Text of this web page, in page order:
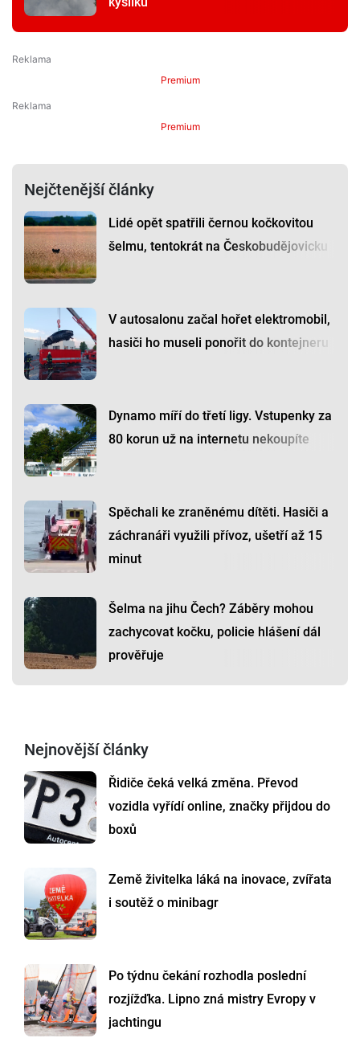
Premium
Premium
Nejčtenější články
Lidé opět spatřili černou kočkovitou
šelmu, tentokrát na Českobudějovicku
V autosalonu začal hořet elektromobil,
hasiči ho museli ponořit do kontejneru
Dynamo míří do třetí ligy. Vstupenky za
80 korun už na internetu nekoupíte
Spěchali ke zraněnému dítěti. Hasiči a
záchranáři využili přívoz, ušetří až 15
minut
Šelma na jihu Čech? Záběry mohou
zachycovat kočku, policie hlášení dál
prověřuje
Nejnovější články
Řidiče čeká velká změna. Převod
vozidla vyřídí online, značky přijdou do
boxů
Země živitelka láká na inovace, zvířata
i soutěž o minibagr
Po týdnu čekání rozhodla poslední
rozjížďka. Lipno zná mistry Evropy v
jachtingu